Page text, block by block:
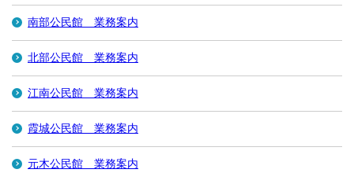
南部公民館 業務案内
北部公民館 業務案内
江南公民館 業務案内
霞城公民館 業務案内
元木公民館 業務案内